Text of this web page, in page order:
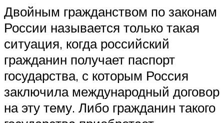
Двойным гражданством по законам
России называется только такая
ситуация, когда российский
гражданин получает паспорт
государства, с которым Россия
заключила международный договор
на эту тему. Либо гражданин такого